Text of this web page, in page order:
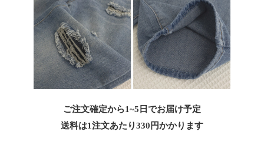
ご注文確定から1~5日でお届け予定
送料は1注文あたり330 円かかります